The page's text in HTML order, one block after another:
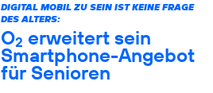
DIGITAL MOBIL ZU SEIN IST KEINE FRAGE
DES ALTERS:
O2 erweitert sein
Smartphone-Angebot
für Senioren